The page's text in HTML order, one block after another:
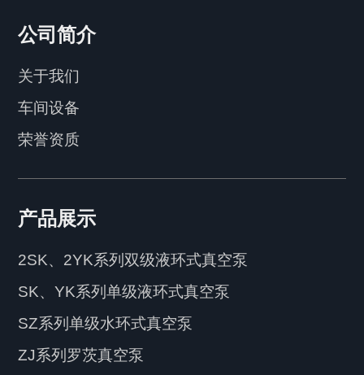
公司简介
关于我们
车间设备
荣誉资质
产品展示
2SK、2YK系列双级液环式真空泵
SK、YK系列单级液环式真空泵
SZ系列单级水环式真空泵
ZJ系列罗茨真空泵